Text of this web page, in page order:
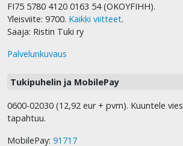
FI75 5780 4120 0163 54 (OKOYFIHH).
Yleisviite: 9700. Kaikki viitteet.
Saaja: Ristin Tuki ry
Palvelunkuvaus
Tukipuhelin ja MobilePay
0600-02030 (12,92 eur + pvm). Kuuntele
tapahtuu.
MobilePay: 91717